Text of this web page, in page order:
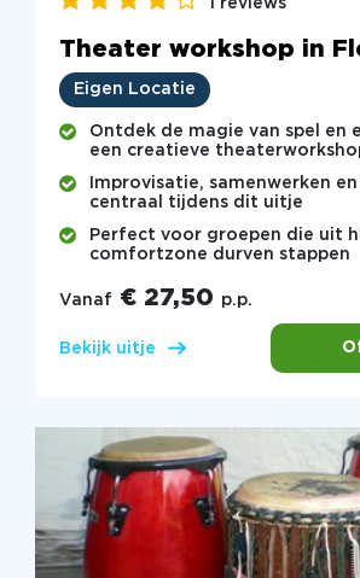
1 reviews
Theater workshop in
Eigen Locatie
Ontdek de magie van spel en
een creatieve
Improvisatie, samenwerken
centraal tijdens dit uitje
Perfect voor groepen die uit
comfortzone durven stappen
Vanaf € 27,50 p.p.
Bekijk uitje